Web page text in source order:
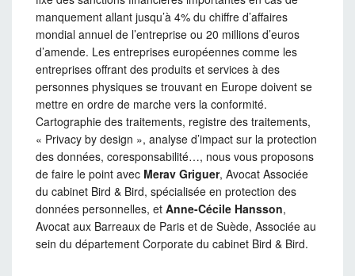
manquement allant jusqu’à 4% du chiffre d’affaires
mondial annuel de l’entreprise ou 20 millions d’euros
d’amende. Les entreprises européennes comme les
entreprises offrant des produits et services à des
personnes physiques se trouvant en Europe doivent se
mettre en ordre de marche vers la conformité.
Cartographie des traitements, registre des traitements,
« Privacy by design », analyse d’impact sur la protection
des données, coresponsabilité…, nous vous proposons
de faire le point avec Merav Griguer, Avocat Associée
du cabinet Bird & Bird, spécialisée en protection des
données personnelles, et Anne-Cécile Hansson,
Avocat aux Barreaux de Paris et de Suède, Associée au
sein du département Corporate du cabinet Bird & Bird.